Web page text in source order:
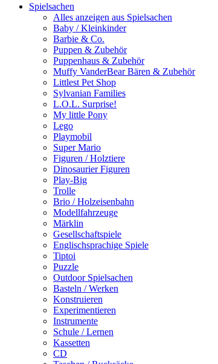
Spielsachen
Alles anzeigen aus Spielsachen
Baby / Kleinkinder
Barbie & Co.
Puppen & Zubehör
Puppenhaus & Zubehör
Muffy VanderBear Bären & Zubehör
Littlest Pet Shop
Sylvanian Families
L.O.L. Surprise!
My little Pony
Lego
Playmobil
Super Mario
Figuren / Holztiere
Dinosaurier Figuren
Play-Big
Trolle
Brio / Holzeisenbahn
Modellfahrzeuge
Märklin
Gesellschaftspiele
Englischsprachige Spiele
Tiptoi
Puzzle
Outdoor Spielsachen
Basteln / Werken
Konstruieren
Experimentieren
Instrumente
Schule / Lernen
Kassetten
CD